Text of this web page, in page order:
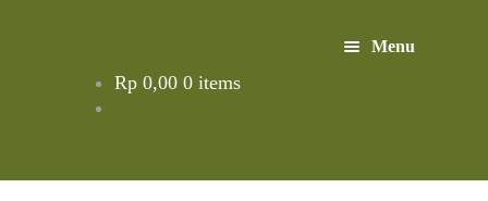
Menu
Rp0,00 0 items